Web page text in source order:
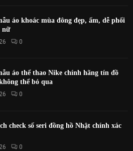
áo khoác mùa đông đẹp, ấm, dễ phối
nữ
0
áo thể thao Nike chính hãng tín đồ
thể bỏ qua
0
check số seri đồng hồ Nhật chính xác
0